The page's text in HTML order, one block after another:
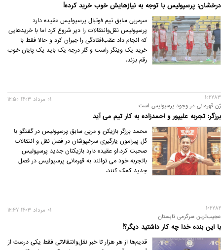
درخشان: پرسپولیس با توجه به نیازهایش خوب خرید کرده!
سرمربی سابق تیم فوتبال پرسپولیس عقیده دارد
پرسپولیس نقل‌وانتقالات را دیر شروع کرد اما با خریدهایی
که انجام داد عقب‌افتادگی را جبران کرد و حالا فقط با
خرید یک وینگر راست و گلر درجه یک باید یک پایان خوب
رقم بزند.
102783
ژن قهرمانی در وجود پرسپولیس است
برزگر: تجربه علیپور و احمدزاده به کار تیم می آید
01 مرداد 1403 12:50
محمد برزگر بازیکن و مربی سابق پرسپولیس در گفتگو با
گل پیرامون یارگیری سرخپوشان در فصل نقل و انتقالات
صحبت کرد.او عقیده دارد بازیکنان جدید پرسپولیس
باتجربه خود می توانند به قهرمانی پرسپولیس در فصل
جدید کمک کنند.
102782
عجیب‌ترین سرگرمی تابستان
با این بنده خدا چه کار داشتید دیگر؟!
01 مرداد 1403 12:47
قدیم‌ها از هر هزار تا خبر نقل‌وانتقالاتی فقط یکی درست از